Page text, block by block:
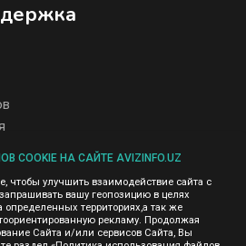
наших пользователей. Мы не
информацию зарегистрированных
третьим лицам. Мы не отвечаем за
сайтов на которые ссылается
НА САЙТЕ AVIZINFO.UZ
улучшить взаимодействие сайта с
вашу геопозицию в целях
определенных территориях,а так же
рекламу. Продолжая
Сайта и/или сервисов Сайта, Вы